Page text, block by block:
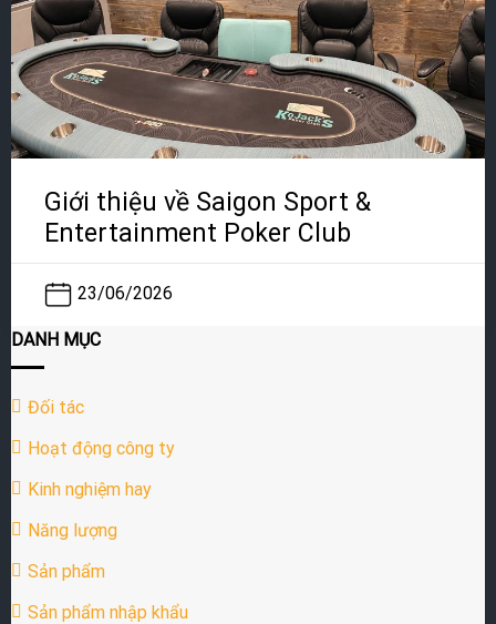
Giới thiệu về Saigon Sport &
Entertainment Poker Club
23/06/2026
DANH MỤC
Đối tác
Hoạt động công ty
Kinh nghiệm hay
Năng lượng
Sản phẩm
Sản phẩm nhập khẩu